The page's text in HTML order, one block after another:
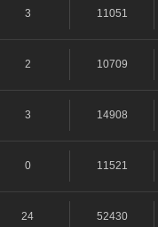
3 11051
2 10709
3 14908
0 11521
24 52430